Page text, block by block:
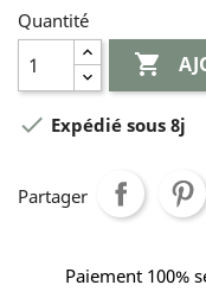
Quantité

 Expédié sous 8j
Partager
Paiement 100%